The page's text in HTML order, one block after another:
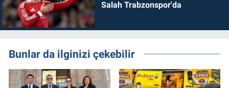
Salah Trabzonspor'da
Bunlar da ilginizi çekebilir